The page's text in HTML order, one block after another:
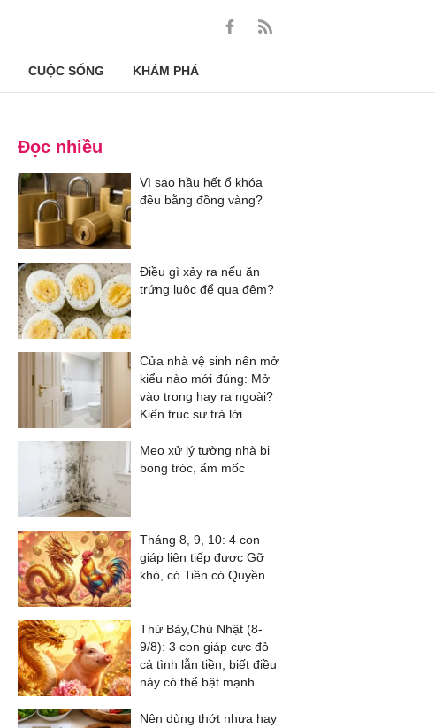
CUỘC SỐNG KHÁM PHÁ
Đọc nhiều
Vì sao hầu hết ổ khóa
đều bằng đồng vàng?
Điều gì xảy ra nếu ăn
trứng luộc để qua đêm?
Cửa nhà vệ sinh nên mở
kiểu nào mới đúng: Mở
vào trong hay ra ngoài?
Kiến trúc sư trả lời
Mẹo xử lý tường nhà bị
bong tróc, ẩm mốc
Tháng 8, 9, 10: 4 con
giáp liên tiếp được Gỡ
khó, có Tiền có Quyền
Thứ Bảy,Chủ Nhật (8-
9/8): 3 con giáp cực đỏ
cả tình lẫn tiền, biết điều
này có thể bật mạnh
Nên dùng thớt nhựa hay